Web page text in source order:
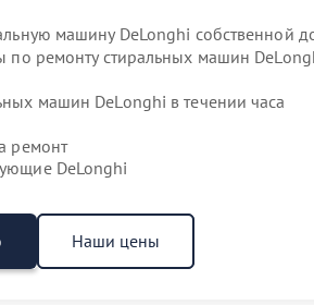
машину DeLonghi собственной
по ремонту стиральных машин
машин DeLonghi в течении часа
ремонт
DeLonghi
Наши цены